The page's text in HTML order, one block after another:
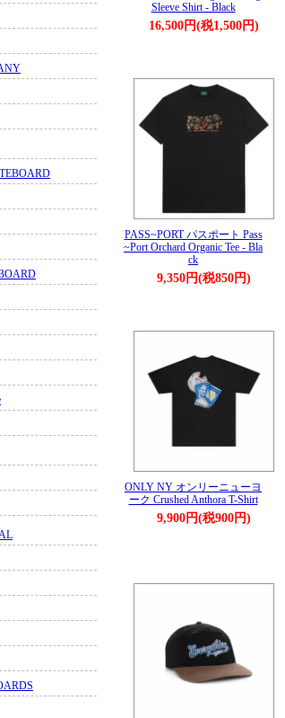
Sleeve Shirt - Black
16,500円(税1,500円)
PASS~PORT パスポート Pass
~Port Orchard Organic Tee - Bla
ck
9,350円(税850円)
ONLY NY オンリーニューヨ
ーク Crushed Anthora T-Shirt
9,900円(税900円)